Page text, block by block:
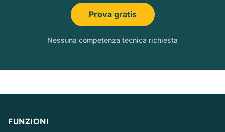
Prova gratis
Nessuna competenza tecnica richiesta
FUNZIONI